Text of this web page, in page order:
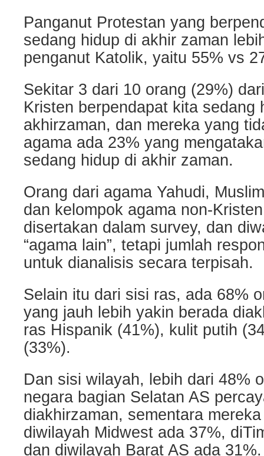
Panganut Protestan yang
sedang hidup di akhir zaman
penganut Katolik, yaitu 55% vs
Sekitar 3 dari 10 orang (29%)
Kristen berpendapat kita sedang
akhirzaman, dan mereka yang
agama ada 23% yang
sedang hidup di akhir zaman.
Orang dari agama Yahudi,
dan kelompok agama non-
disertakan dalam survey, dan
“agama lain”, tetapi jumlah
untuk dianalisis secara terpisah.
Selain itu dari sisi ras, ada 68%
yang jauh lebih yakin berada
ras Hispanik (41%), kulit putih
(33%).
Dan sisi wilayah, lebih dari 48%
negara bagian Selatan AS
diakhirzaman, sementara
diwilayah Midwest ada 37%,
dan diwilayah Barat AS ada 31%.